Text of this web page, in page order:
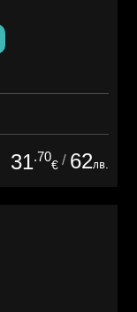
31.70
€ / 62лв.